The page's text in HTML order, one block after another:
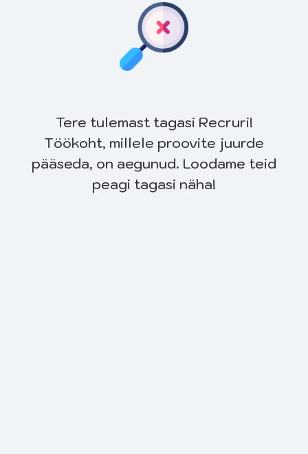
Tere tulemast tagasi Recruri!
Töökoht, millele proovite juurde
pääseda, on aegunud. Loodame teid
peagi tagasi näha!